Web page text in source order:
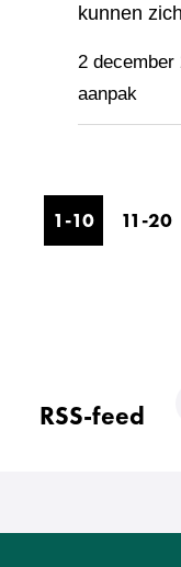
kunnen
2 december
aanpak
1-10 11-20
RSS-feed